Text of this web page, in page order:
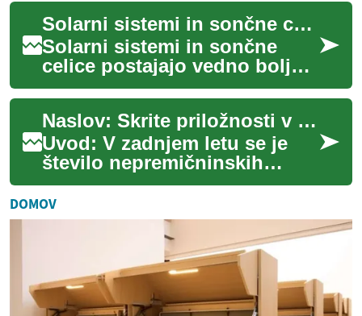
energijo, primerna za
stanovanjske ...
Solarni sistemi in sončne celice: praktičen vodnik
Solarni sistemi in sončne
celice postajajo vedno bolj
pogosta rešitev za
proizvajanje električne
energije doma in v p...
Naslov: Skrite priložnosti v nakupu nepremičnin na dražbah
Uvod: V zadnjem letu se je
število nepremičninskih
dražb v Sloveniji povečalo za
15%. Ta trend odpira nove
možnosti z...
DOMOV